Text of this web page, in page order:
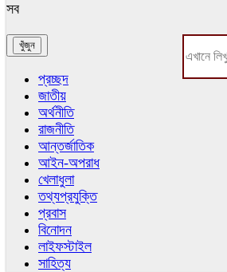
সব
প্রচ্ছদ
জাতীয়
অর্থনীতি
রাজনীতি
আন্তর্জাতিক
আইন-অপরাধ
খেলাধুলা
তথ্যপ্রযুক্তি
প্রবাস
বিনোদন
লাইফস্টাইল
সাহিত্য